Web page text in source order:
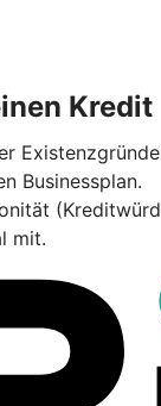
Kredit
Businessplan.
mit.